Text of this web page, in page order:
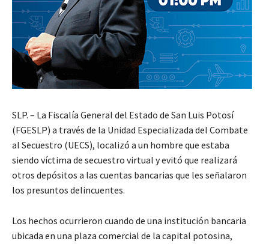
SLP. – La Fiscalía General del Estado de San Luis Potosí
(FGESLP) a través de la Unidad Especializada del Combate
al Secuestro (UECS), localizó a un hombre que estaba
siendo víctima de secuestro virtual y evitó que realizará
otros depósitos a las cuentas bancarias que les señalaron
los presuntos delincuentes.
Los hechos ocurrieron cuando de una institución bancaria
ubicada en una plaza comercial de la capital potosina,